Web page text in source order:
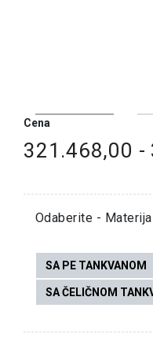
Cena
321.468,00 -
Odaberite -
SA PE TANKVANOM
SA ČELIČNOM